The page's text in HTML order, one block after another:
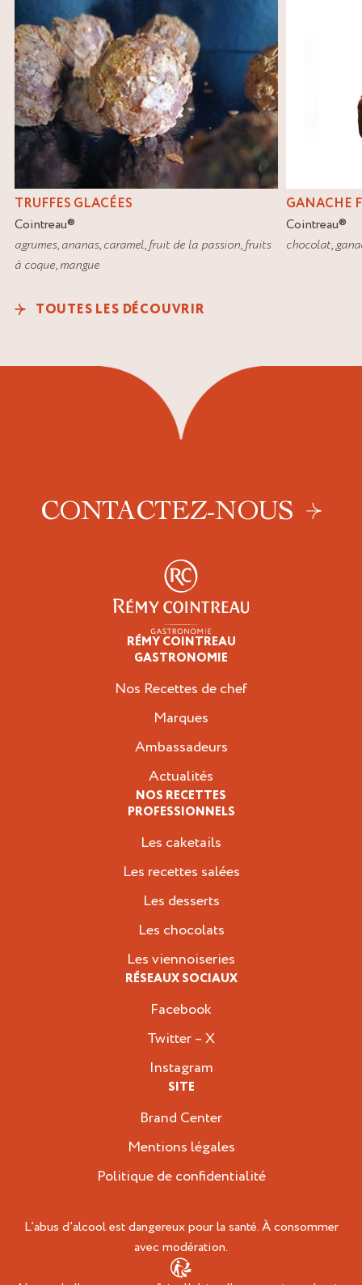
TRUFFES GLACÉES
Cointreau®
agrumes,ananas,caramel,fruit de la passion,fruits
à coque,mangue
GANACHE
Cointreau®
chocolat,
TOUTES LES DÉCOUVRIR
CONTACTEZ-NOUS
RÉMY COINTREAU
GASTRONOMIE
Nos Recettes de chef
Marques
Ambassadeurs
Actualités
NOS RECETTES
PROFESSIONNELS
Les caketails
Les recettes salées
Les desserts
Les chocolats
Les viennoiseries
RÉSEAUX SOCIAUX
Facebook
Twitter – X
Instagram
SITE
Brand Center
Mentions légales
Politique de confidentialité
L’abus d’alcool est dangereux pour la santé. À consommer
avec modération.